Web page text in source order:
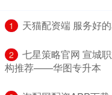
1 天猫配资端 服务好
2
七星策略官网 宣城
构推荐——华图专升本